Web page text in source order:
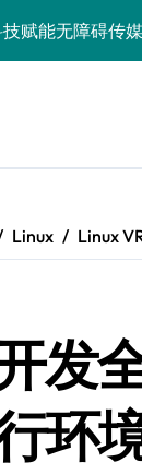
趋势：站长资源
：智能资源调配
新：交互优化
媒生态量子跃迁
科技赋能传媒增
数据新趋势
Linux Linux
发
环